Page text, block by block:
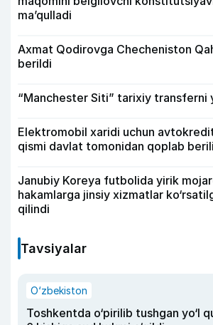
ma’qulladi
Axmat Qodirovga Checheniston
berildi
“Manchester Siti” tarixiy transferni
Elektromobil xaridi uchun
qismi davlat tomonidan qoplab
Janubiy Koreya futbolida yirik
hakamlarga jinsiy xizmatlar
qilindi
Tavsiyalar
O‘zbekiston
Toshkentda o‘pirilib tushgan yo‘l